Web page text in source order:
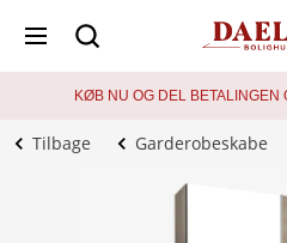
KØB NU OG DEL BETALINGEN
Tilbage Garderobeskabe